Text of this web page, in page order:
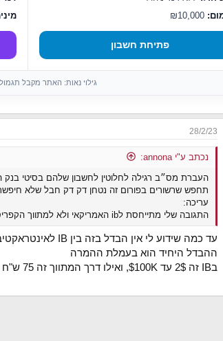
פתיחת חשבון
גילוי נאות: האתר מקבל
28/2/23
נכתב ע"י annona:
העברת מס״ב רגילה לחלוטין לחשבון שלהם בסיטי בנק
תחפש שרשורים בפורום זה נטחן דק דק חבל שלא
עריכה:
התגובה שלי מתייחסת לib האמריקאי ולא למתווך הקפריסאי, סורי לא ראיתי את הכותרת.
עד כמה שידוע לי אין הבדל בזה בין IB לאינטראקטיב ישראל, בשניהם אפשר העברת מס"ב רגילה.
ההבדל היחיד הוא בעמלת ההמרה
בIB זה 2$ עד 100K$, ואילו דרך המתווך זה 75 ש"ח